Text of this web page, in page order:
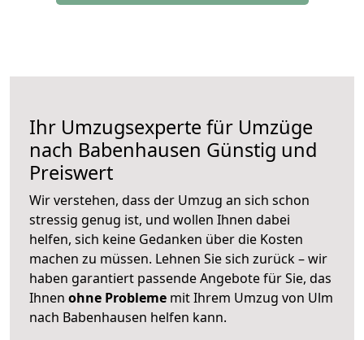
Ihr Umzugsexperte für Umzüge
nach Babenhausen Günstig und
Preiswert
Wir verstehen, dass der Umzug an sich schon
stressig genug ist, und wollen Ihnen dabei
helfen, sich keine Gedanken über die Kosten
machen zu müssen. Lehnen Sie sich zurück – wir
haben garantiert passende Angebote für Sie, das
Ihnen ohne Probleme mit Ihrem Umzug von Ulm
nach Babenhausen helfen kann.